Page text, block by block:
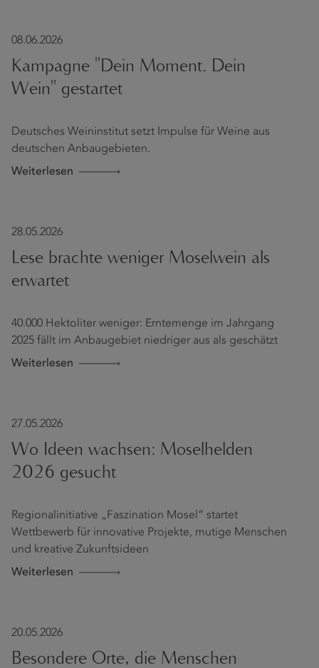
08.06.2026
Kampagne "Dein Moment. Dein
Wein" gestartet
Deutsches Weininstitut setzt Impulse für Weine aus
deutschen Anbaugebieten.
Weiterlesen
28.05.2026
Lese brachte weniger Moselwein als
erwartet
40.000 Hektoliter weniger: Erntemenge im Jahrgang
2025 fällt im Anbaugebiet niedriger aus als geschätzt
Weiterlesen
27.05.2026
Wo Ideen wachsen: Moselhelden
2026 gesucht
Regionalinitiative „Faszination Mosel“ startet
Wettbewerb für innovative Projekte, mutige Menschen
und kreative Zukunftsideen
Weiterlesen
20.05.2026
Besondere Orte, die Menschen